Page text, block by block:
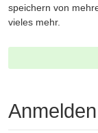
speichern von
vieles mehr.